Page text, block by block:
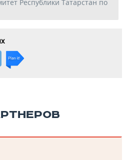
Республики Татарстан по